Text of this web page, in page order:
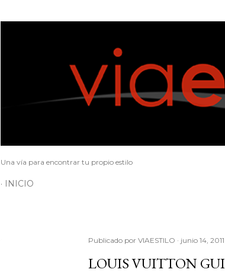
Una vía para encontrar tu propio estilo
INICIO
Publicado por VIAESTILO junio 14, 2011
LOUIS VUITTON